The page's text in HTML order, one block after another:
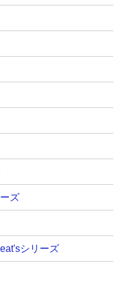
ズ
シリーズ